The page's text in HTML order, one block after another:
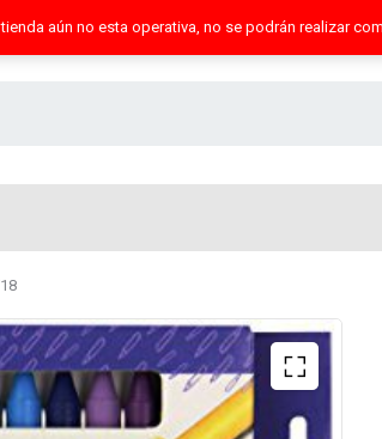
aún no esta operativa, no se podrán realizar